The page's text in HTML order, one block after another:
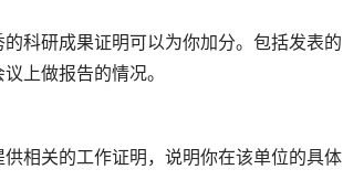
科研成果证明可以为你加分。包括发表的
上做报告的情况。
相关的工作证明，说明你在该单位的具体